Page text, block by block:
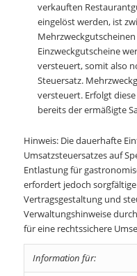
verkauften
eingelöst werden, ist
Einzweckgutscheine
versteuert, somit also
Steuersatz.
versteuert. Erfolgt
bereits der ermäßigte
Hinweis: Die dauerhafte
Umsatzsteuersatzes auf
Entlastung für
erfordert jedoch
Vertragsgestaltung und
Verwaltungshinweise
für eine rechtssichere
Information für: